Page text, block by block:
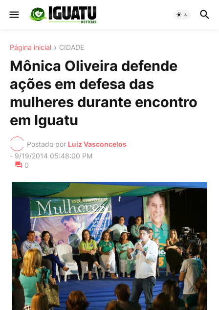
Página inicial CIDADE
Mônica Oliveira defende
ações em defesa das
mulheres durante encontro
em Iguatu
Postado por Luiz Vasconcelos
- 9/19/2014 05:48:00 PM
0